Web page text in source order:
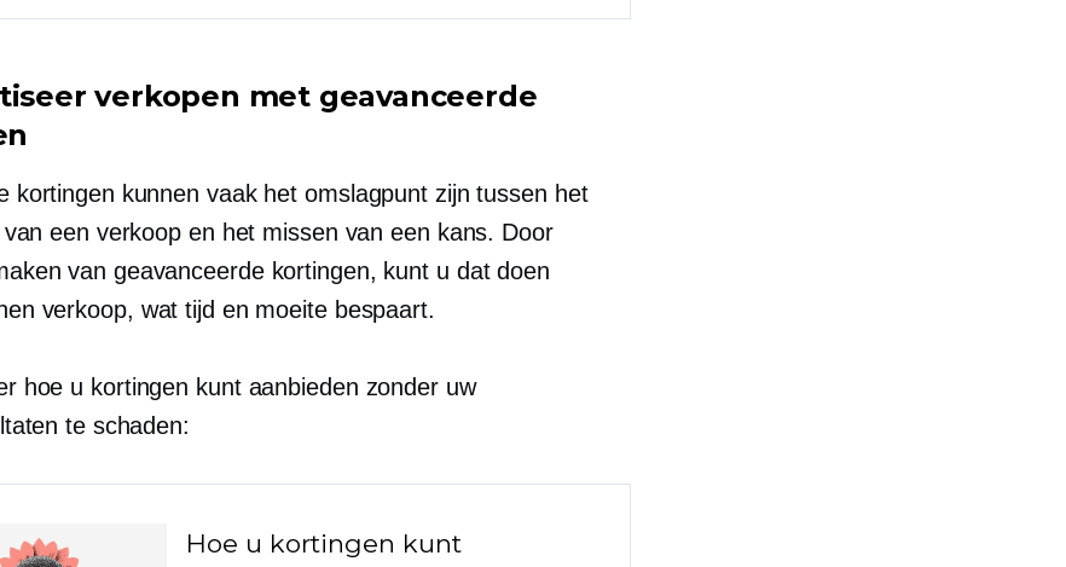
verkopen met geavanceerde
kortingen kunnen vaak het omslagpunt zijn tussen het
een verkoop en het missen van een kans. Door
van geavanceerde kortingen, kunt u dat doen
verkoop, wat tijd en moeite bespaart.
hoe u kortingen kunt aanbieden zonder uw
te schaden:
Hoe u kortingen kunt